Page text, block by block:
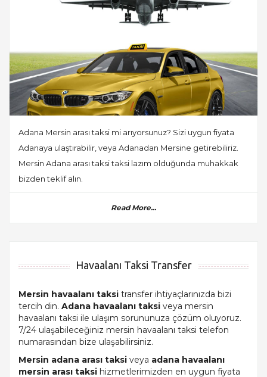
Adana Mersin arası taksi mi arıyorsunuz? Sizi uygun fiyata
Adanaya ulaştırabilir, veya Adanadan Mersine getirebiliriz.
Mersin Adana arası taksi taksi lazım olduğunda muhakkak
bizden teklif alın.
Read More...
Havaalanı Taksi Transfer
Mersin havaalanı taksi transfer ihtiyaçlarınızda bizi
tercih din. Adana havaalanı taksi veya mersin
havaalanı taksi ile ulaşım sorununuza çözüm oluyoruz.
7/24 ulaşabileceğiniz mersin havaalanı taksi telefon
numarasından bize ulaşabilirsiniz.
Mersin adana arası taksi veya adana havaalanı
mersin arası taksi hizmetlerimizden en uygun fiyata